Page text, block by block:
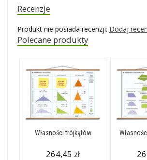
Recenzje
Produkt nie posiada recenzji. Dodaj
Polecane produkty
Własności trójkątów
264,45 zł